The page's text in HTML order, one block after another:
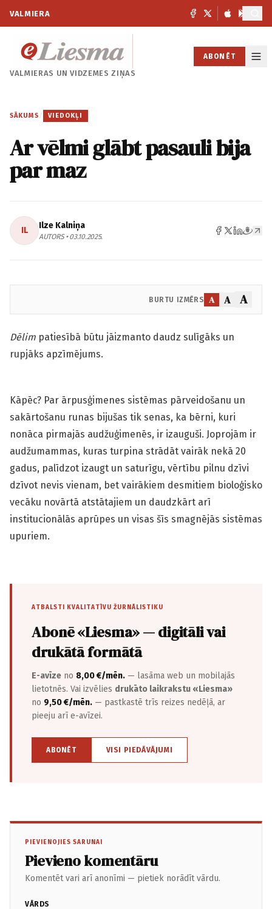
VALMIERA
VALMIERAS UNVIDZEMES ZIŅAS
ABONĒT
SĀKUMS / VIEDOKĻI
Ar vēlmi glābt pasauli bija
par maz
IL Ilze Kalniņa
AUTORS • 03.10.2025.
BURTU IZMĒRS A A A
Dēlim patiesībā būtu jāizmanto daudz sulīgāks un
rupjāks apzīmējums.
Kāpēc? Par ārpusģimenes sistēmas pārveidošanu un
sakārtošanu runas bijušas tik senas, ka bērni, kuri
nonāca pirmajās audžuģimenēs, ir izauguši. Joprojām ir
audžumammas, kuras turpina strādāt vairāk nekā 20
gadus, palīdzot izaugt un saturīgu, vērtību pilnu dzīvi
dzīvot nevis vienam, bet vairākiem desmitiem bioloģisko
vecāku novārtā atstātajiem un daudzkārt arī
institucionālās aprūpes un visas šīs smagnējās sistēmas
upuriem.
ATBALSTI KVALITATĪVU ŽURNĀLISTIKU
Abonē «Liesma» — digitāli vai
drukātā formātā
E-avīze no 8,00 €/mēn. — lasāma web un mobilajās
lietotnēs. Vai izvēlies drukāto laikrakstu «Liesma»
no 9,50 €/mēn. — pastkastē trīs reizes nedēļā, ar
pieeju arī e-avīzei.
ABONĒT VISI PIEDĀVĀJUMI
PIEVIENOJIES SARUNAI
Pievieno komentāru
Komentēt vari arī anonīmi — pietiek norādīt vārdu.
VĀRDS